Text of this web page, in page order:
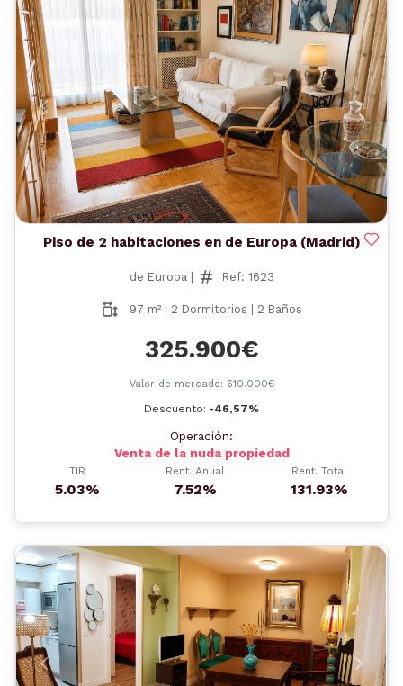
Anterior
Piso de 2 habitaciones en de Europa (Madrid)
de Europa | Ref: 1623
97 m² | 2 Dormitorios | 2 Baños
325.900€
Valor de mercado: 610.000€
Descuento: -46,57%
Operación:
Venta de la nuda propiedad
TIR
5.03%
Rent. Anual
7.52%
Rent. Total
131.93%
Anterior